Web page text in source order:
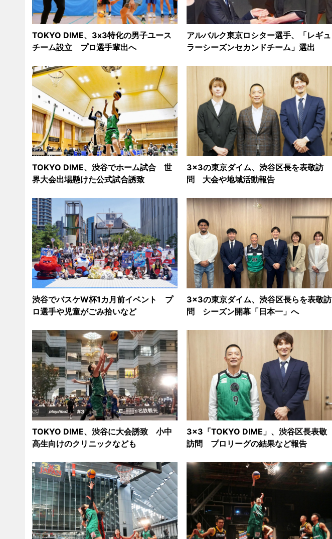
TOKYO DIME、3x3特化の男子ユース
チーム設立 プロ選手輩出へ
アルバルク東京ロシター選手、「レギュ
ラーシーズンセカンドチーム」選出
TOKYO DIME、渋谷でホーム試合 世
界大会出場懸けた公式試合誘致
3x3の東京ダイム、渋谷区長を表敬訪
問 大会や地域活動報告
渋谷でバスケW杯1カ月前イベント プ
ロ選手や児童がごみ拾いなど
3x3の東京ダイム、渋谷区長らを表敬訪
問 シーズン開幕「日本一」へ
TOKYO DIME、渋谷に大会誘致 小中
高生向けのクリニックなども
3x3「TOKYO DIME」、渋谷区長表敬
訪問 プロリーグの結果など報告